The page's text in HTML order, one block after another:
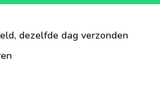
dezelfde dag verzonden